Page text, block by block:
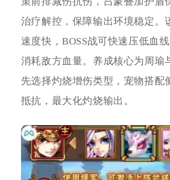
治疗解控，保障输出环境稳定。
速度快，BOSS战可快速压低血
消耗敌方血量。养成核心为周瑜
先选择灼烧增伤类型，宠物搭配
抵抗，最大化灼烧输出。